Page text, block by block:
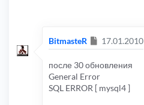
BitmasteR Сообщение
17.01.2010
после 30 обновления
General Error
SQL ERROR [ mysql4 ]